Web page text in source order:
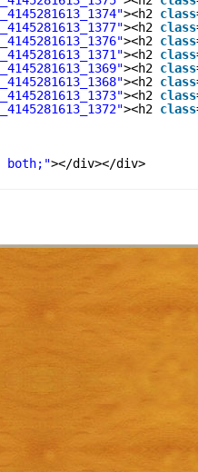
><h2 class
><h2 class
><h2 class
><h2 class
><h2 class
><h2 class
><h2 class
><h2 class
both;"></div></div>